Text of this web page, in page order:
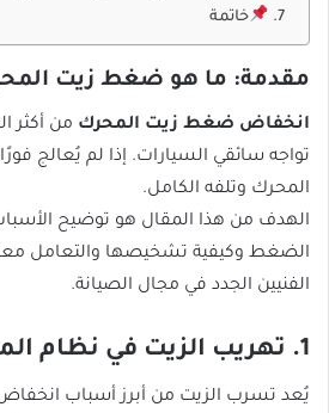
خاتمة
مقدمة: ما هو ضغط زيت
انخفاض ضغط زيت المحرك من أكثر
تواجه سائقي السيارات. إذا لم يُعالج
المحرك وتلفه الكامل.
الهدف من هذا المقال هو توضيح
الضغط وكيفية تشخيصها والتعامل
الفنيين الجدد في مجال الصيانة.
1. تهريب الزيت في نظام المحرك
يُعد تسرب الزيت من أبرز أسباب